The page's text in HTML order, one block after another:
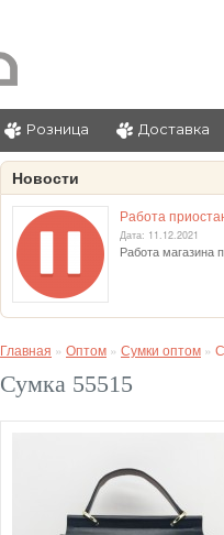
Розница Доставка
Новости
Работа
Дата: 11.12.2021
Работа магазина
Главная » Оптом » Сумки оптом »
Сумка 55515